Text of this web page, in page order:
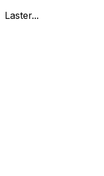
Laster...